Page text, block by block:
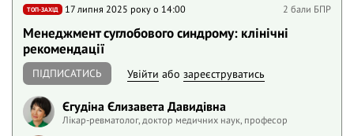
ТОП-ЗАХІД 17 липня 2025 року o 14:00 2 бали БПР
Менеджмент суглобового синдрому: клінічні
рекомендації
ПІДПИСАТИСЬ Увійти або зареєструватись
Єгудіна Єлизавета Давидівна
Лікар-ревматолог, доктор медичних наук, професор